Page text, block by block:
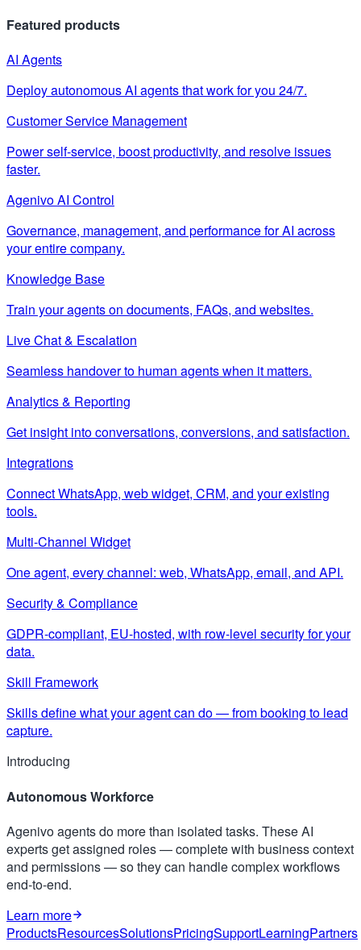
Featured products
AI Agents
Deploy autonomous AI agents that work for you 24/7.
Customer Service Management
Power self-service, boost productivity, and resolve issues
faster.
Agenivo AI Control
Governance, management, and performance for AI across
your entire company.
Knowledge Base
Train your agents on documents, FAQs, and websites.
Live Chat & Escalation
Seamless handover to human agents when it matters.
Analytics & Reporting
Get insight into conversations, conversions, and satisfaction.
Integrations
Connect WhatsApp, web widget, CRM, and your existing
tools.
Multi-Channel Widget
One agent, every channel: web, WhatsApp, email, and API.
Security & Compliance
GDPR-compliant, EU-hosted, with row-level security for your
data.
Skill Framework
Skills define what your agent can do — from booking to lead
capture.
Introducing
Autonomous Workforce
Agenivo agents do more than isolated tasks. These AI
experts get assigned roles — complete with business context
and permissions — so they can handle complex workflows
end-to-end.
Learn more
ProductsResourcesSolutionsPricingSupportLearningPartners